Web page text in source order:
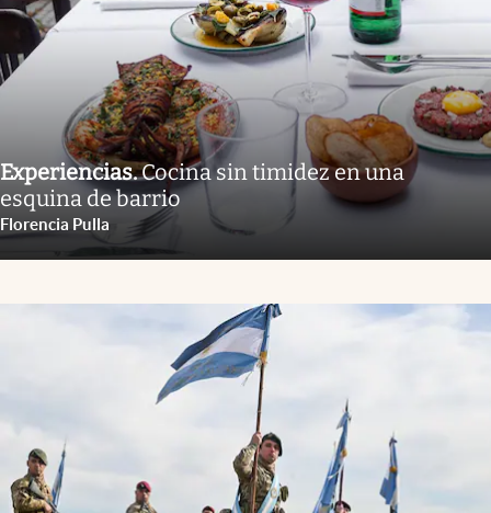
Experiencias.Cocina sin timidez en una
esquina de barrio
Florencia Pulla